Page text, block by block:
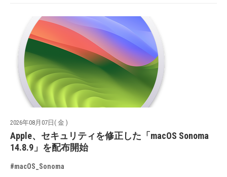
2026年08月07日( 金 )
Apple、セキュリティを修正した「macOS Sonoma
14.8.9」を配布開始
#macOS_Sonoma